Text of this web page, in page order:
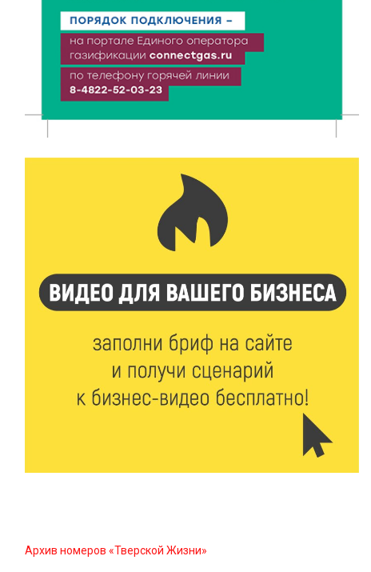
7 Авг 2026 18:02 305
В Нило-Столобенской пустыни началась
реставрация фасада исторической
Крестовоздвиженской церкви
210
Названы первые победители программы «Земский
7 Авг 2026 16:32 368
Без прав и лицензий: итоги проверки таксистов в
7 Авг 2026 16:02 370
Архив номеров «Тверской Жизни»